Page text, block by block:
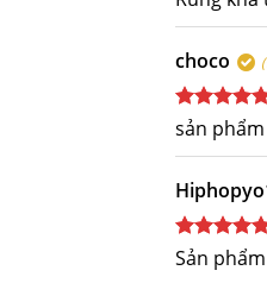
hạng
sao
choco
Được xếp
hạng
sao
sản
Được xếp
hạng
Sản